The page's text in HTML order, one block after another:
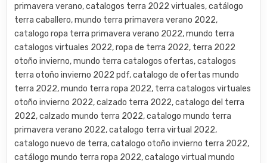
primavera verano, catalogos terra 2022 virtuales, catálogo
terra caballero, mundo terra primavera verano 2022,
catalogo ropa terra primavera verano 2022, mundo terra
catalogos virtuales 2022, ropa de terra 2022, terra 2022
otoño invierno, mundo terra catalogos ofertas, catalogos
terra otoño invierno 2022 pdf, catalogo de ofertas mundo
terra 2022, mundo terra ropa 2022, terra catalogos virtuales
otoño invierno 2022, calzado terra 2022, catalogo del terra
2022, calzado mundo terra 2022, catalogo mundo terra
primavera verano 2022, catalogo terra virtual 2022,
catalogo nuevo de terra, catalogo otoño invierno terra 2022,
catálogo mundo terra ropa 2022, catalogo virtual mundo